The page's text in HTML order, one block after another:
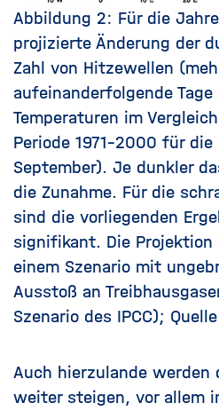
Abbildung 2: Für die
projizierte Änderung der
Zahl von Hitzewellen
aufeinanderfolgende
Temperaturen im
Periode 1971-2000 für die
September). Je dunkler
die Zunahme. Für die
sind die vorliegenden
signifikant. Die Projektion
einem Szenario mit
Ausstoß an
Szenario des IPCC);
Auch hierzulande werden
weiter steigen, vor allem